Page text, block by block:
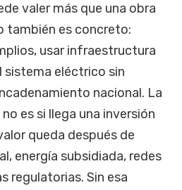
valer más que una obra
también es concreto:
usar infraestructura
sistema eléctrico sin
nacional. La
es si llega una inversión
queda después de
energía subsidiada, redes
regulatorias. Sin esa